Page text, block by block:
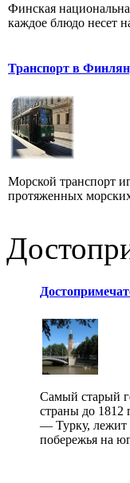
Финская
каждое блюдо несет
Транспорт в
Морской транспорт
протяженных
Самый старый
страны до 1812
— Турку, лежит
побережья на